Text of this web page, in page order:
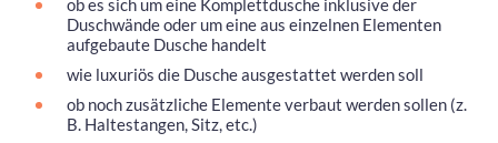
ob es sich um eine Komplettdusche inklusive der
Duschwände oder um eine aus einzelnen Elementen
aufgebaute Dusche handelt
wie luxuriös die Dusche ausgestattet werden soll
ob noch zusätzliche Elemente verbaut werden sollen (z.
B. Haltestangen, Sitz, etc.)